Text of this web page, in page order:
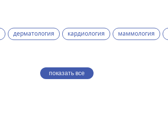
дерматология кардиология маммология
показать все